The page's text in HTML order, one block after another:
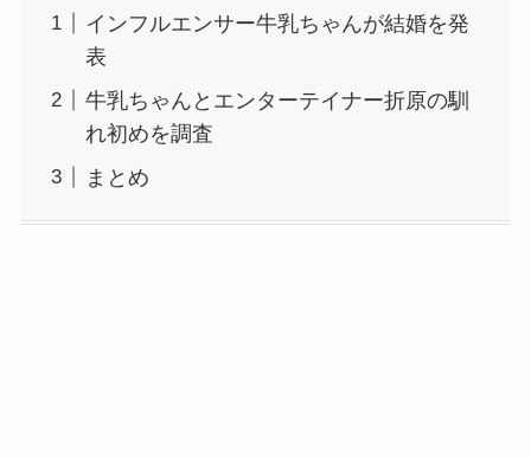
インフルエンサー牛乳ちゃんが結婚を発
表
牛乳ちゃんとエンターテイナー折原の馴
れ初めを調査
まとめ